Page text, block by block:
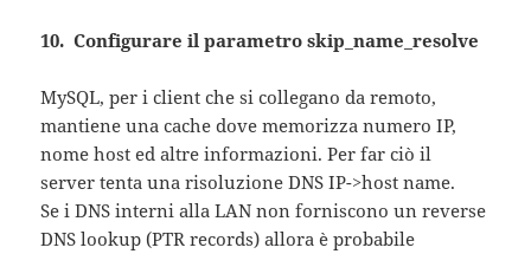
10. Configurare il parametro skip_name_resolve
MySQL, per i client che si collegano da remoto,
mantiene una cache dove memorizza numero IP,
nome host ed altre informazioni. Per far ciò il
server tenta una risoluzione DNS IP->host name.
Se i DNS interni alla LAN non forniscono un reverse
DNS lookup (PTR records) allora è probabile